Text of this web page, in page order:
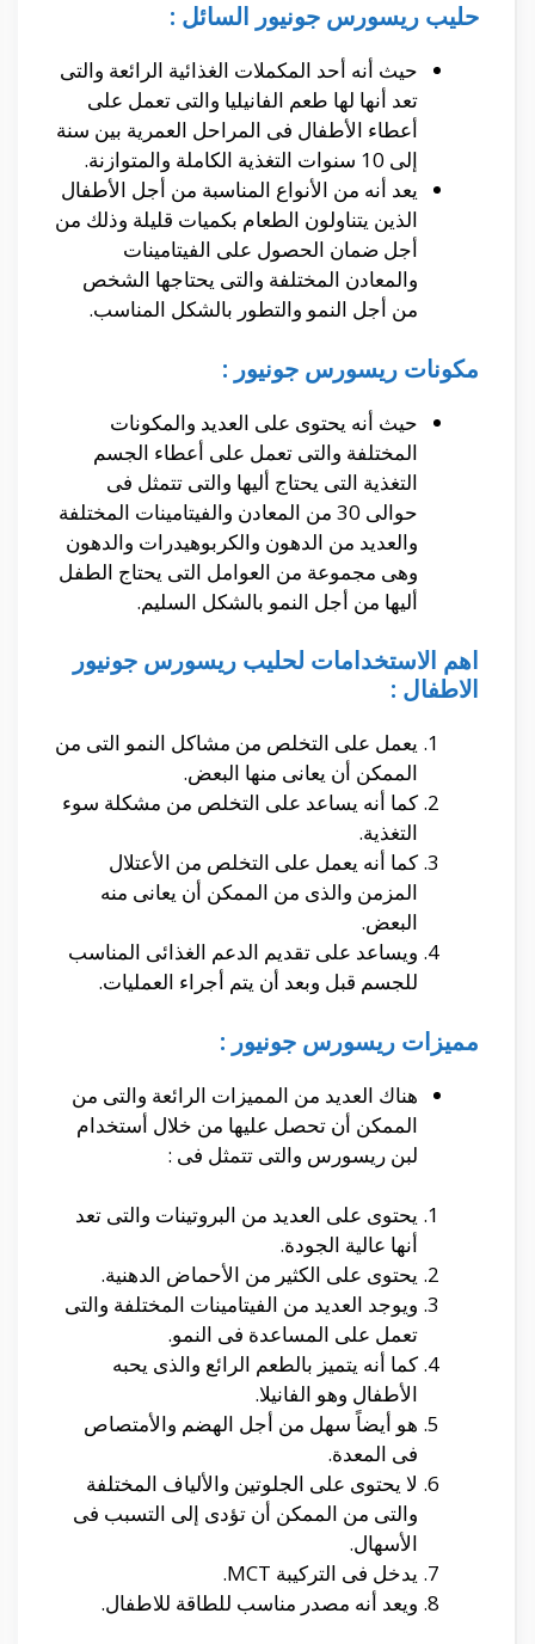
حليب ريسورس جونيور السائل :
حيث أنه أحد المكملات الغذائية الرائعة والتى
تعد أنها لها طعم الفانيليا والتى تعمل على
أعطاء الأطفال فى المراحل العمرية بين سنة
إلى 10 سنوات التغذية الكاملة والمتوازنة.
يعد أنه من الأنواع المناسبة من أجل الأطفال
الذين يتناولون الطعام بكميات قليلة وذلك من
أجل ضمان الحصول على الفيتامينات
والمعادن المختلفة والتى يحتاجها الشخص
من أجل النمو والتطور بالشكل المناسب.
مكونات ريسورس جونيور :
حيث أنه يحتوى على العديد والمكونات
المختلفة والتى تعمل على أعطاء الجسم
التغذية التى يحتاج أليها والتى تتمثل فى
حوالى 30 من المعادن والفيتامينات المختلفة
والعديد من الدهون والكربوهيدرات والدهون
وهى مجموعة من العوامل التى يحتاج الطفل
أليها من أجل النمو بالشكل السليم.
اهم الاستخدامات لحليب ريسورس جونيور
الاطفال :
يعمل على التخلص من مشاكل النمو التى من
الممكن أن يعانى منها البعض.
كما أنه يساعد على التخلص من مشكلة سوء
التغذية.
كما أنه يعمل على التخلص من الأعتلال
المزمن والذى من الممكن أن يعانى منه
البعض.
ويساعد على تقديم الدعم الغذائى المناسب
للجسم قبل وبعد أن يتم أجراء العمليات.
مميزات ريسورس جونيور :
هناك العديد من المميزات الرائعة والتى من
الممكن أن تحصل عليها من خلال أستخدام
لبن ريسورس والتى تتمثل فى :
يحتوى على العديد من البروتينات والتى تعد
أنها عالية الجودة.
يحتوى على الكثير من الأحماض الدهنية.
ويوجد العديد من الفيتامينات المختلفة والتى
تعمل على المساعدة فى النمو.
كما أنه يتميز بالطعم الرائع والذى يحبه
الأطفال وهو الفانيلا.
هو أيضاً سهل من أجل الهضم والأمتصاص
فى المعدة.
لا يحتوى على الجلوتين والألياف المختلفة
والتى من الممكن أن تؤدى إلى التسبب فى
الأسهال.
يدخل فى التركيبة MCT.
ويعد أنه مصدر مناسب للطاقة للاطفال.